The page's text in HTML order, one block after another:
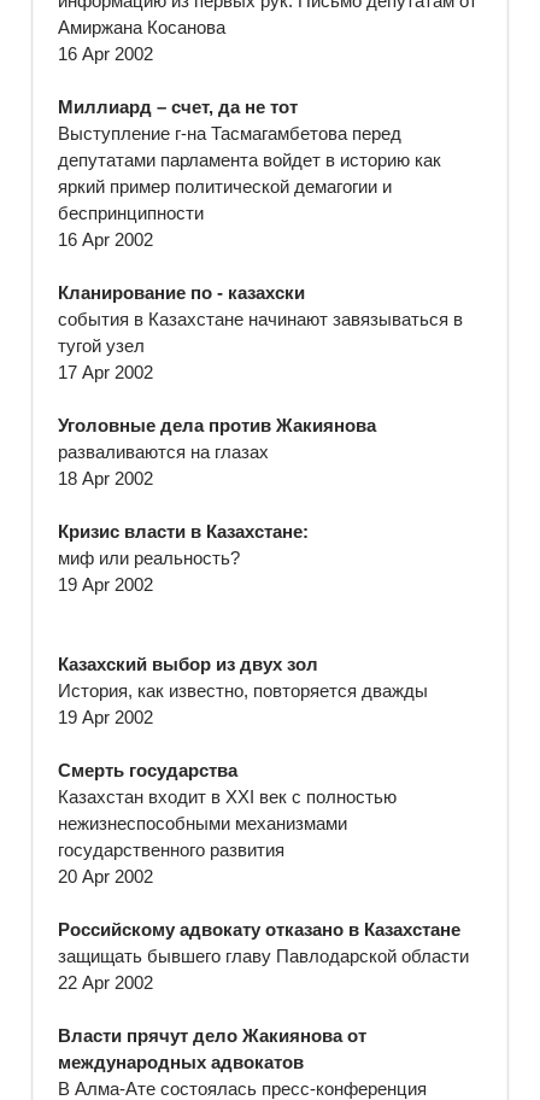
Амиржана Косанова
16 Apr 2002
Миллиард – счет, да не тот
Выступление г-на Тасмагамбетова перед
депутатами парламента войдет в историю как
яркий пример политической демагогии и
беспринципности
16 Apr 2002
Кланирование по - казахски
события в Казахстане начинают завязываться в
тугой узел
17 Apr 2002
Уголовные дела против Жакиянова
разваливаются на глазах
18 Apr 2002
Кризис власти в Казахстане:
миф или реальность?
19 Apr 2002
Казахский выбор из двух зол
История, как известно, повторяется дважды
19 Apr 2002
Смерть государства
Казахстан входит в ХХI век с полностью
нежизнеспособными механизмами
государственного развития
20 Apr 2002
Российскому адвокату отказано в Казахстане
защищать бывшего главу Павлодарской области
22 Apr 2002
Власти прячут дело Жакиянова от
международных адвокатов
В Алма-Ате состоялась пресс-конференция